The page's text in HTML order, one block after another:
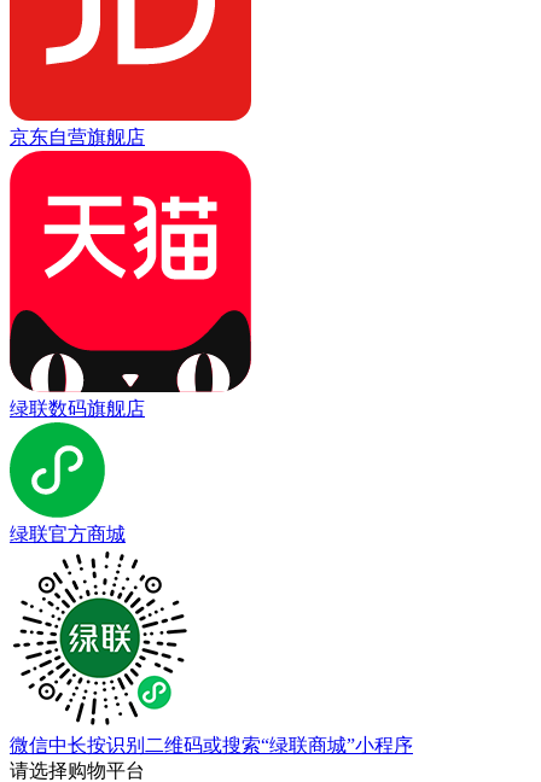
京东自营旗舰店
绿联数码旗舰店
绿联官方商城
微信中长按识别二维码或搜索“绿联商城”小程序
请选择购物平台